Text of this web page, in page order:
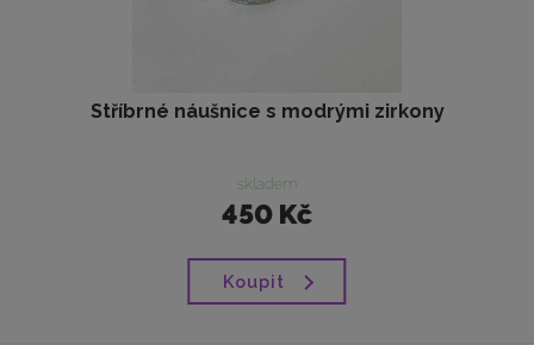
Stříbrné náušnice s modrými zirkony
skladem
450 Kč
Koupit